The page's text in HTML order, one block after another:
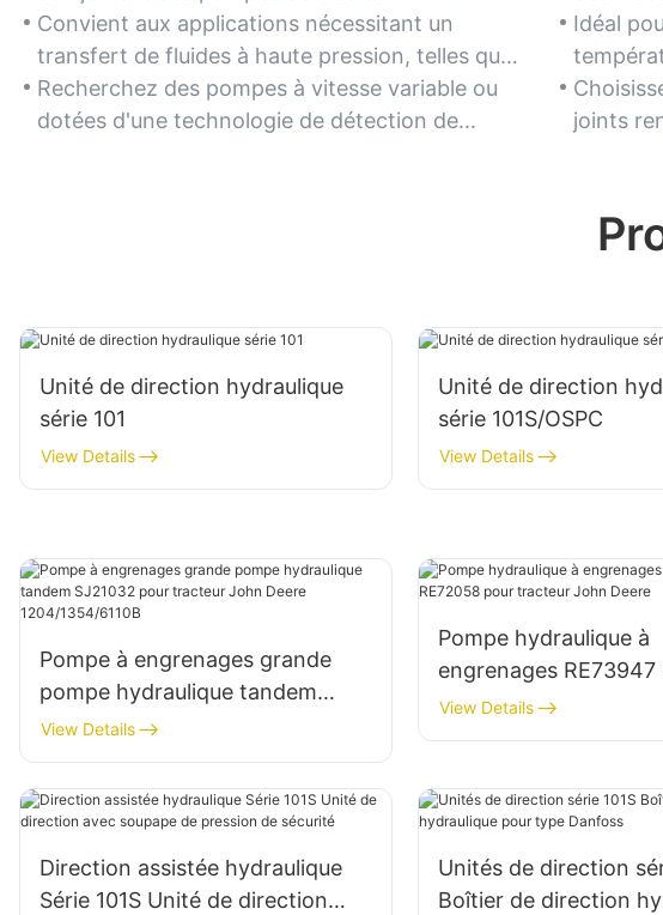
fonctionnalités d'économie d'énergie afin de
minimiser la consommation d'énergie tout en
maximisant le rendement, ce qui est idéal pour
les industries privilégiant des opérations
Convient aux applications nécessitant un
transfert de fluides à haute pression, telles que
les engins de chantier, la production industrielle
et les équipements agricoles.
Recherchez des pompes à vitesse variable ou
dotées d'une technologie de détection de
et des
pour
les sites
Idéal
une
l'usure
joints
Unité de direction hydraulique
série 101
View Details
Unité de direction
série 101S/OSPC
View Details
Pompe à engrenages grande
pompe hydraulique tandem
SJ21032 pour tracteur John
Deere 1204/1354/6110B
View Details
Pompe hydraulique à
engrenages RE73947
pour tracteur John
View Details
Direction assistée hydraulique
Série 101S Unité de direction
Unités de direction
Boîtier de direction